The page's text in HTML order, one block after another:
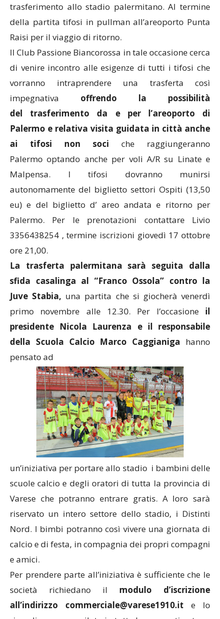
trasferimento allo stadio palermitano. Al termine
della partita tifosi in pullman all’areoporto Punta
Raisi per il viaggio di ritorno.
Il Club Passione Biancorossa in tale occasione cerca
di venire incontro alle esigenze di tutti i tifosi che
vorranno intraprendere una trasferta così
impegnativa offrendo la possibilità
del trasferimento da e per l’areoporto di
Palermo e relativa visita guidata in città anche
ai tifosi non soci che raggiungeranno
Palermo optando anche per voli A/R su Linate e
Malpensa. I tifosi dovranno munirsi
autonomamente del biglietto settori Ospiti (13,50
eu) e del biglietto d’ areo andata e ritorno per
Palermo. Per le prenotazioni contattare Livio
3356438254 ,termine iscrizioni giovedì 17 ottobre
ore 21,00.
La trasferta palermitana sarà seguita dalla
sfida casalinga al “Franco Ossola” contro la
Juve Stabia, una partita che si giocherà venerdì
primo novembre alle 12.30. Per l’occasione il
presidente Nicola Laurenza e il responsabile
della Scuola Calcio Marco Caggianiga hanno
pensato ad
un’iniziativa per portare allo stadio i bambini delle
scuole calcio e degli oratori di tutta la provincia di
Varese che potranno entrare gratis. A loro sarà
riservato un intero settore dello stadio, i Distinti
Nord. I bimbi potranno così vivere una giornata di
calcio e di festa, in compagnia dei propri compagni
e amici.
Per prendere parte all’iniziativa è sufficiente che le
società richiedano il modulo d’iscrizione
all’indirizzo commerciale@varese1910.it e lo